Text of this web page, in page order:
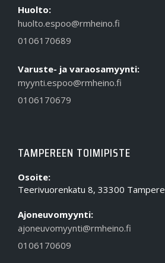
Huolto:
huolto.espoo@rmheino.fi
0106170689
Varuste- ja varaosamyynti:
myynti.espoo@rmheino.fi
0106170679
TAMPEREEN TOIMIPISTE
Osoite:
Teerivuorenkatu 8, 33300 Tampere
Ajoneuvomyynti:
ajoneuvomyynti@rmheino.fi
0106170609